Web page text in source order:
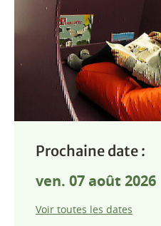
Prochaine date :
ven. 07 août 2026
Voir toutes les dates